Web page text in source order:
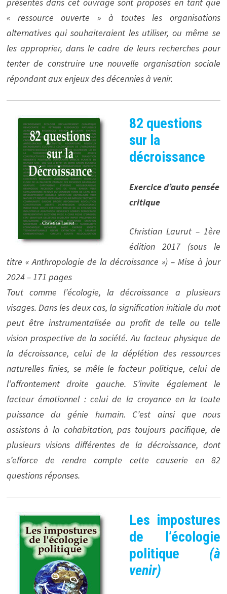
« ressource ouverte » à toutes les organisations
alternatives qui souhaiteraient les utiliser, ou même se
les approprier, dans le cadre de leurs recherches pour
tenter de construire une nouvelle organisation sociale
répondant aux enjeux des décennies à venir.
82 questions
sur la
décroissance
Exercice d’auto pensée
critique
Christian Laurut – 1ère
édition 2017 (sous le
titre « Anthropologie de la décroissance ») – Mise à jour
2024 – 171 pages
Tout comme l’écologie, la décroissance a plusieurs
visages. Dans les deux cas, la signification initiale du mot
peut être instrumentalisée au profit de telle ou telle
vision prospective de la société. Au facteur physique de
la décroissance, celui de la déplétion des ressources
naturelles finies, se mêle le facteur politique, celui de
l’affrontement droite gauche. S’invite également le
facteur émotionnel : celui de la croyance en la toute
puissance du génie humain. C’est ainsi que nous
assistons à la cohabitation, pas toujours pacifique, de
plusieurs visions différentes de la décroissance, dont
s’efforce de rendre compte cette causerie en 82
questions réponses.
Les impostures
de l’écologie
politique (à
venir)